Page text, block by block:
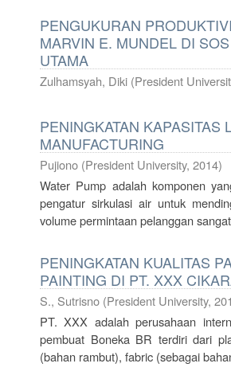
PENGUKURAN
MARVIN E. MUNDEL DI
UTAMA
Zulhamsyah, Diki (President
PENINGKATAN KAPASITAS
MANUFACTURING
Pujiono (President University, 2014)
Water Pump adalah komponen
pengatur sirkulasi air untuk
volume permintaan pelanggan
PENINGKATAN KUALITAS
PAINTING DI PT. XXX
S., Sutrisno (President University,
PT. XXX adalah perusahaan
pembuat Boneka BR terdiri dari
(bahan rambut), fabric (sebagai